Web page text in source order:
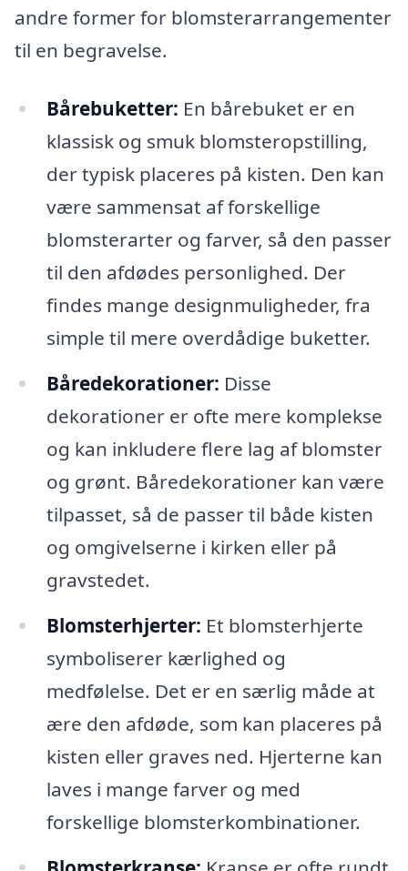
andre former for blomsterarrangementer
til en begravelse.
Bårebuketter: En bårebuket er en
klassisk og smuk blomsteropstilling,
der typisk placeres på kisten. Den kan
være sammensat af forskellige
blomsterarter og farver, så den passer
til den afdødes personlighed. Der
findes mange designmuligheder, fra
simple til mere overdådige buketter.
Båredekorationer: Disse
dekorationer er ofte mere komplekse
og kan inkludere flere lag af blomster
og grønt. Båredekorationer kan være
tilpasset, så de passer til både kisten
og omgivelserne i kirken eller på
gravstedet.
Blomsterhjerter: Et blomsterhjerte
symboliserer kærlighed og
medfølelse. Det er en særlig måde at
ære den afdøde, som kan placeres på
kisten eller graves ned. Hjerterne kan
laves i mange farver og med
forskellige blomsterkombinationer.